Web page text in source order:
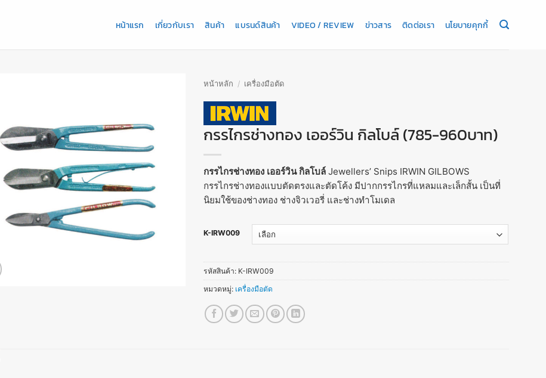
หน้าแรก เกี่ยวกับเรา สินค้า แบรนด์สินค้า VIDEO / REVIEW ข่าวสาร ติดต่อเรา นโยบายคุกกี้
หน้าหลัก / เครื่องมือตัด
กรรไกรช่างทอง เออร์วิน กิลโบล์ (785-960บาท)
กรรไกรช่างทอง เออร์วิน กิลโบล์ Jewellers’ Snips IRWIN GILBOWS
กรรไกรช่างทองแบบตัดตรงและตัดโค้ง มีปากกรรไกรที่แหลมและเล็กสั้น เป็นที่
นิยมใช้ของช่างทอง ช่างจิวเวอรี่ และช่างทำโมเดล
K-IRW009
รหัสสินค้า: K-IRW009
หมวดหมู่: เครื่องมือตัด